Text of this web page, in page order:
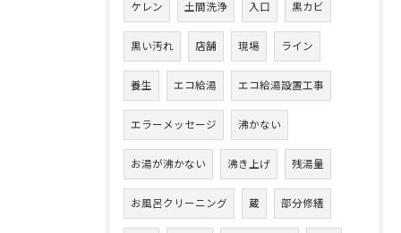
ケレン 土間洗浄 入口 黒カビ
黒い汚れ 店舗 現場 ライン
養生 エコ給湯 エコ給湯設置工事
エラーメッセージ 沸かない
お湯が沸かない 沸き上げ 残湯量
お風呂クリーニング 蔵 部分修繕